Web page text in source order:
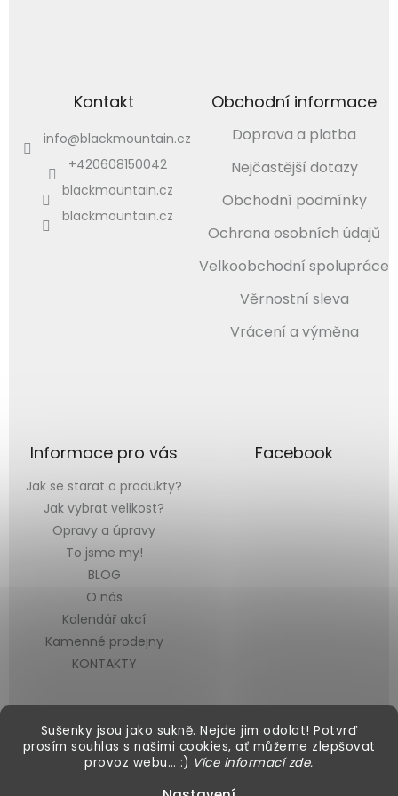
Sušenky jsou jako sukně. Nejde jim odolat! Potvrď
prosím souhlas s našimi cookies, ať můžeme zlepšovat
provoz webu… :) Více informacízde.
Kontakt
info@blackmountain.cz
+420608150042
blackmountain.cz
blackmountain.cz
Obchodní informace
Doprava a platba
Nejčastější dotazy
Obchodní podmínky
Ochrana osobních údajů
Velkoobchodní spolupráce
Věrnostní sleva
Vrácení a výměna
Informace pro vás
Jak se starat o produkty?
Jak vybrat velikost?
Opravy a úpravy
To jsme my!
BLOG
O nás
Kalendář akcí
Kamenné prodejny
KONTAKTY
Facebook
Vytvořil Shoptet &